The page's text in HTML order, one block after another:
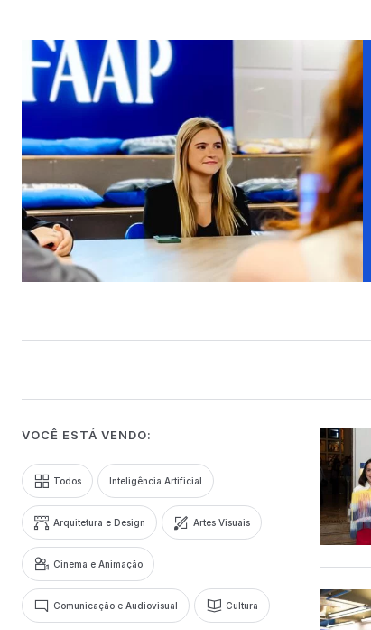
VOCÊ ESTÁ VENDO:
Todos Inteligência Artificial
Arquitetura e Design Artes Visuais
Cinema e Animação
Comunicação e Audiovisual Cultura